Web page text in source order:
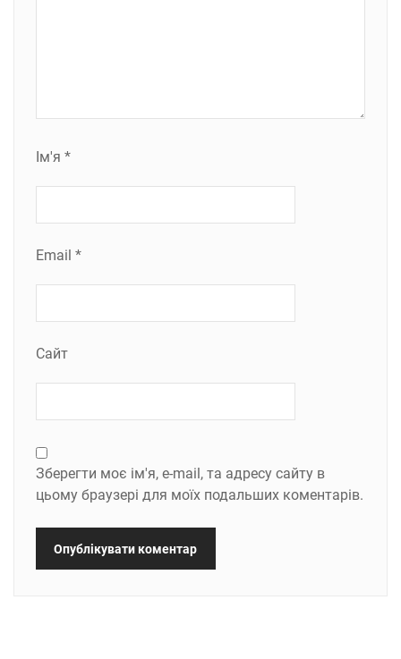
Ім'я *
Email *
Сайт
Зберегти моє ім'я, e-mail, та адресу сайту в
цьому браузері для моїх подальших коментарів.